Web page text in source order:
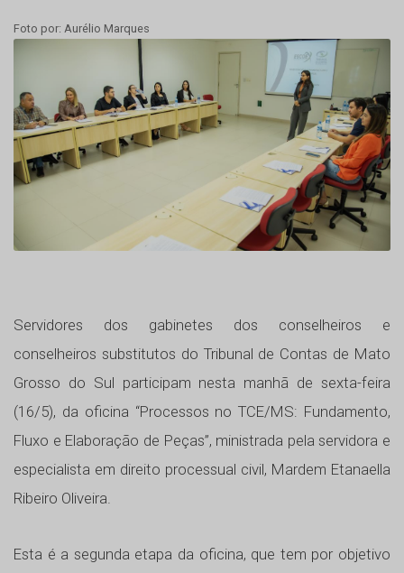
Foto por: Aurélio Marques
Servidores dos gabinetes dos conselheiros e
conselheiros substitutos do Tribunal de Contas de Mato
Grosso do Sul participam nesta manhã de sexta-feira
(16/5), da oficina “Processos no TCE/MS: Fundamento,
Fluxo e Elaboração de Peças”, ministrada pela servidora e
especialista em direito processual civil, Mardem Etanaella
Ribeiro Oliveira.
Esta é a segunda etapa da oficina, que tem por objetivo